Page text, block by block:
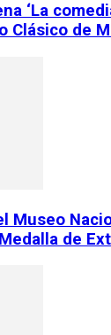
‘La
Clásico de
Museo
de